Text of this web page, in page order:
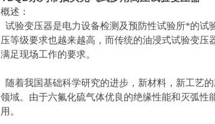
概述：
试验变压器是电力设备检测及预防性试验所*的
压等级要求也越来越高，而传统的油浸式试验变
满足现场工作的要求。
随着我国基础科学研究的进步，新材料，新工艺
领域。由于六氟化硫气体优良的绝缘性能和灭弧
用。